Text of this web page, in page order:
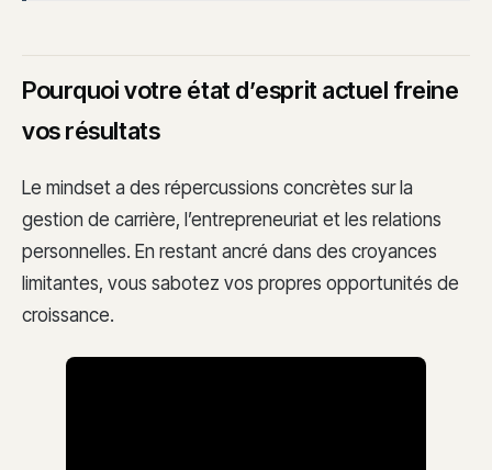
Pourquoi votre état d’esprit actuel freine
vos résultats
Le mindset a des répercussions concrètes sur la
gestion de carrière, l’entrepreneuriat et les relations
personnelles. En restant ancré dans des croyances
limitantes, vous sabotez vos propres opportunités de
croissance.